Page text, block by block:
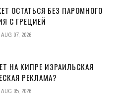
ОСТАТЬСЯ БЕЗ ПАРОМНОГО
С ГРЕЦИЕЙ
AUG 07, 2026
НА КИПРЕ ИЗРАИЛЬСКАЯ
РЕКЛАМА?
AUG 05, 2026